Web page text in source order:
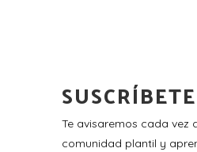
Te avisaremos cada vez
comunidad plantil y